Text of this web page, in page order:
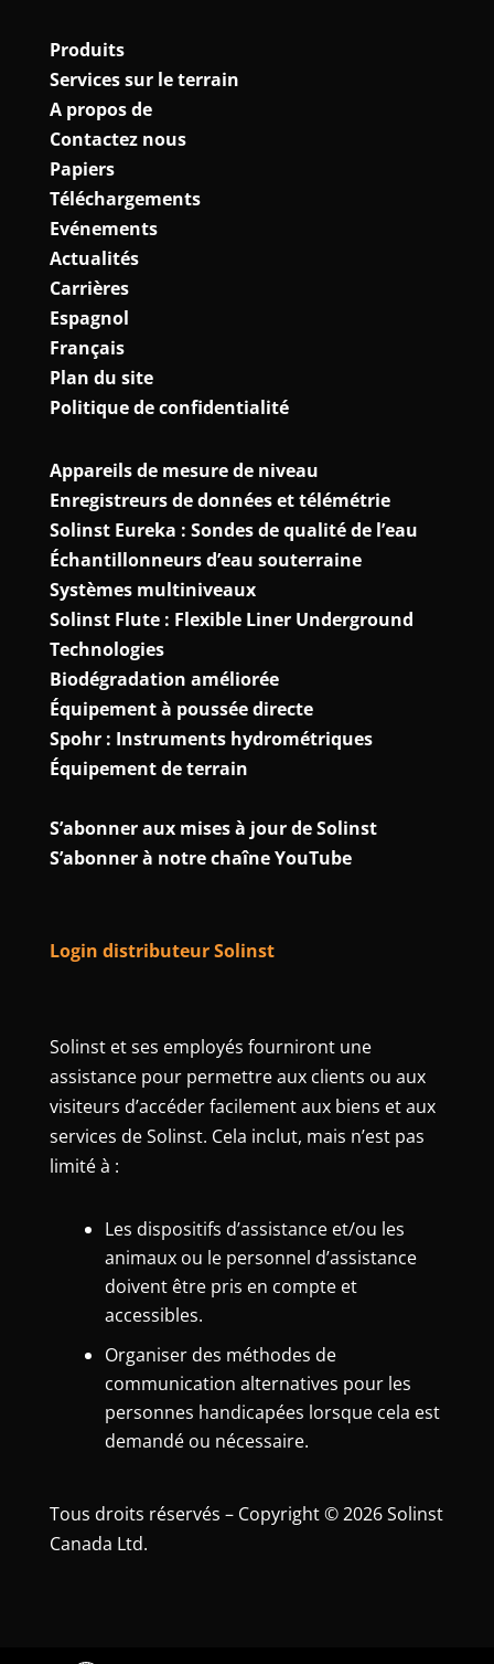
Produits
Services sur le terrain
A propos de
Contactez nous
Papiers
Téléchargements
Evénements
Actualités
Carrières
Espagnol
Français
Plan du site
Politique de confidentialité
Appareils de mesure de niveau
Enregistreurs de données et télémétrie
Solinst Eureka : Sondes de qualité de l’eau
Échantillonneurs d’eau souterraine
Systèmes multiniveaux
Solinst Flute : Flexible Liner Underground
Technologies
Biodégradation améliorée
Équipement à poussée directe
Spohr : Instruments hydrométriques
Équipement de terrain
S’abonner aux mises à jour de Solinst
S’abonner à notre chaîne YouTube
Login distributeur Solinst
Solinst et ses employés fourniront une
assistance pour permettre aux clients ou aux
visiteurs d’accéder facilement aux biens et aux
services de Solinst. Cela inclut, mais n’est pas
limité à :
Les dispositifs d’assistance et/ou les
animaux ou le personnel d’assistance
doivent être pris en compte et
accessibles.
Organiser des méthodes de
communication alternatives pour les
personnes handicapées lorsque cela est
demandé ou nécessaire.
Tous droits réservés – Copyright © 2026 Solinst
Canada Ltd.